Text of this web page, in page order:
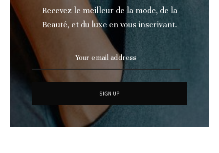
Recevez le meilleur de la mode, de la
Beauté, et du luxe en vous inscrivant.